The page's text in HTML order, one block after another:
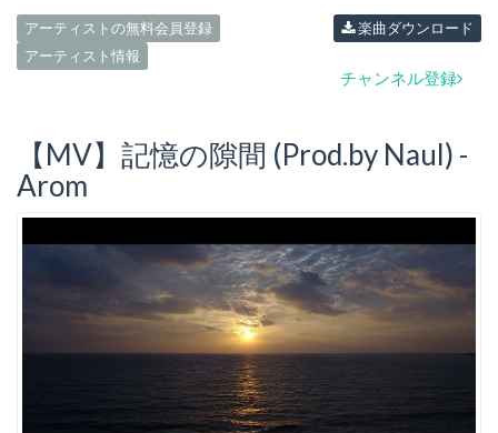
アーティストの無料会員登録
アーティスト情報
楽曲ダウンロード
チャンネル登録
【MV】記憶の隙間 (Prod.by Naul) -
Arom